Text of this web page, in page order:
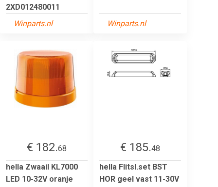
2XD012480011
Winparts.nl
Winparts.nl
€ 182.68
hella Zwaail KL7000
LED 10-32V oranje
€ 185.48
hella Flitsl.set BST
HOR geel vast 11-30V